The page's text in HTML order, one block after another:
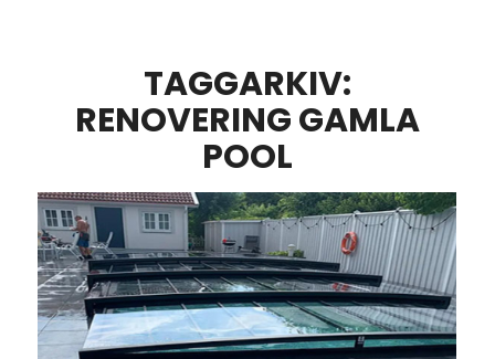
TAGGARKIV:
RENOVERING GAMLA
POOL